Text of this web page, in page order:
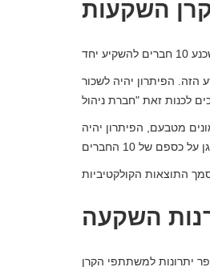
הפיתרון יהיה לשכור
מטבעם, הפיתרון יהיה
השקעה